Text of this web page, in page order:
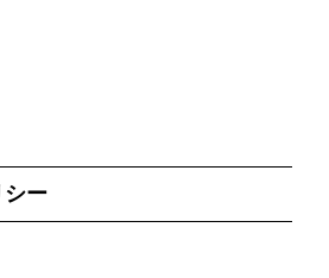
シー